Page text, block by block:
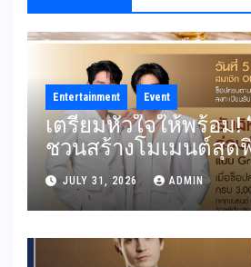
Entertainment Event
เตรียมหัวใจให้พร้อม!
ชวนสร้างโมเมนต์สุด
“THE SCENT OF SIAM”
Shot แบบใกล้ชิด 5 สิ
JULY 31, 2026 ADMIN